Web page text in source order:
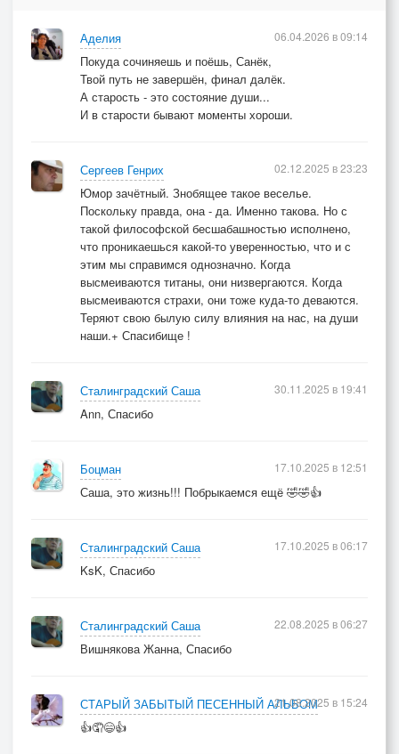
Аделия
Покуда сочиняешь и поёшь, Санёк,
Твой путь не завершён, финал далёк.
А старость - это состояние души...
И в старости бывают моменты хороши.
06.04.2026 в 09:14
Сергеев Генрих
Юмор зачётный. Знобящее такое веселье.
Поскольку правда, она - да. Именно такова. Но с
такой философской бесшабашностью исполнено,
что проникаешься какой-то уверенностью, что и с
этим мы справимся однозначно. Когда
высмеиваются титаны, они низвергаются. Когда
высмеиваются страхи, они тоже куда-то деваются.
Теряют свою былую силу влияния на нас, на души
наши.+ Спасибище !
02.12.2025 в 23:23
Сталинградский Саша
Ann, Спасибо
30.11.2025 в 19:41
Боцман
Саша, это жизнь!!! Побрыкаемся ещё 🤣🤣👍
17.10.2025 в 12:51
Сталинградский Саша
KsK, Спасибо
17.10.2025 в 06:17
Сталинградский Саша
Вишнякова Жанна, Спасибо
22.08.2025 в 06:27
СТАРЫЙ ЗАБЫТЫЙ ПЕСЕННЫЙ АЛЬБОМ
👍🤦😄👍
21.08.2025 в 15:24